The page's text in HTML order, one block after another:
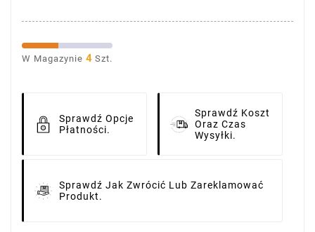
W Magazynie 4 Szt.
Sprawdź Opcje
Płatności.
Sprawdź Koszt
Oraz Czas
Wysyłki.
Sprawdź Jak Zwrócić Lub Zareklamować
Produkt.